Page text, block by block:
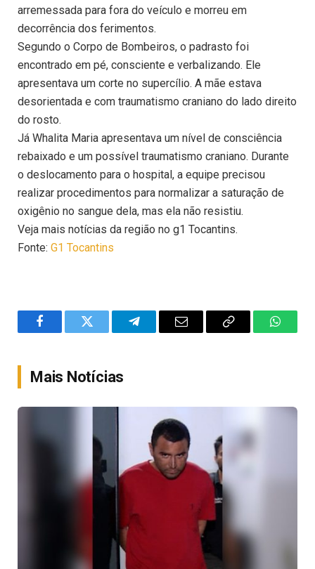
arremessada para fora do veículo e morreu em
decorrência dos ferimentos.
Segundo o Corpo de Bombeiros, o padrasto foi
encontrado em pé, consciente e verbalizando. Ele
apresentava um corte no supercílio. A mãe estava
desorientada e com traumatismo craniano do lado direito
do rosto.
Já Whalita Maria apresentava um nível de consciência
rebaixado e um possível traumatismo craniano. Durante
o deslocamento para o hospital, a equipe precisou
realizar procedimentos para normalizar a saturação de
oxigênio no sangue dela, mas ela não resistiu.
Veja mais notícias da região no g1 Tocantins.
Fonte: G1 Tocantins
FacebookTwitter TelegramEmail
Copy
Mais Notícias